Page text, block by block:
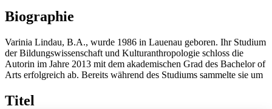
Biographie
Varinia Lindau, B.A., wurde 1986 in Lauenau geboren. Ihr Studium
der Bildungswissenschaft und Kulturanthropologie schloss die
Autorin im Jahre 2013 mit dem akademischen Grad des Bachelor of
Arts erfolgreich ab. Bereits während des Studiums sammelte sie um
Titel